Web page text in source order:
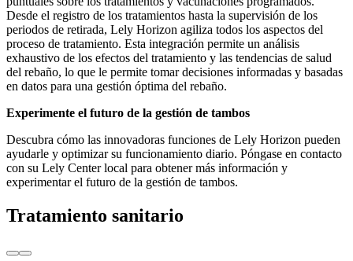
Desde el registro de los tratamientos hasta la supervisión de los
periodos de retirada, Lely Horizon agiliza todos los aspectos del
proceso de tratamiento. Esta integración permite un análisis
exhaustivo de los efectos del tratamiento y las tendencias de salud
del rebaño, lo que le permite tomar decisiones informadas y basadas
en datos para una gestión óptima del rebaño.
Experimente el futuro de la gestión de tambos
Descubra cómo las innovadoras funciones de Lely Horizon pueden
ayudarle y optimizar su funcionamiento diario. Póngase en contacto
con su Lely Center local para obtener más información y
experimentar el futuro de la gestión de tambos.
Tratamiento sanitario